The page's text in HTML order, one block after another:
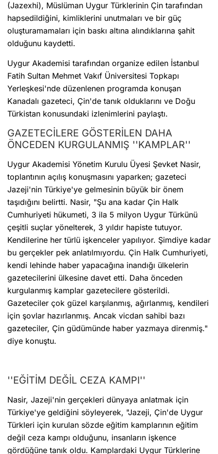
(Jazexhi), Müslüman Uygur Türklerinin Çin tarafından
hapsedildiğini, kimliklerini unutmaları ve bir güç
oluşturamamaları için baskı altına alındıklarına şahit
olduğunu kaydetti.
Uygur Akademisi tarafından organize edilen İstanbul
Fatih Sultan Mehmet Vakıf Üniversitesi Topkapı
Yerleşkesi'nde düzenlenen programda konuşan
Kanadalı gazeteci, Çin'de tanık olduklarını ve Doğu
Türkistan konusundaki izlenimlerini paylaştı.
GAZETECİLERE GÖSTERİLEN DAHA
ÖNCEDEN KURGULANMIŞ ''KAMPLAR''
Uygur Akademisi Yönetim Kurulu Üyesi Şevket Nasir,
toplantının açılış konuşmasını yaparken; gazeteci
Jazeji'nin Türkiye'ye gelmesinin büyük bir önem
taşıdığını belirtti. Nasir, "Şu ana kadar Çin Halk
Cumhuriyeti hükumeti, 3 ila 5 milyon Uygur Türkünü
çeşitli suçlar yönelterek, 3 yıldır hapiste tutuyor.
Kendilerine her türlü işkenceler yapılıyor. Şimdiye kadar
bu gerçekler pek anlatılmıyordu. Çin Halk Cumhuriyeti,
kendi lehinde haber yapacağına inandığı ülkelerin
gazetecilerini ülkesine davet etti. Daha önceden
kurgulanmış kamplar gazetecilere gösterildi.
Gazeteciler çok güzel karşılanmış, ağırlanmış, kendileri
için şovlar hazırlanmış. Ancak vicdan sahibi bazı
gazeteciler, Çin güdümünde haber yazmaya direnmiş."
diye konuştu.
''EĞİTİM DEĞİL CEZA KAMPI''
Nasir, Jazeji'nin gerçekleri dünyaya anlatmak için
Türkiye'ye geldiğini söyleyerek, "Jazeji, Çin'de Uygur
Türkleri için kurulan sözde eğitim kamplarının eğitim
değil ceza kampı olduğunu, insanların işkence
gördüğüne tanık oldu. Kamplardaki Uygur Türklerine